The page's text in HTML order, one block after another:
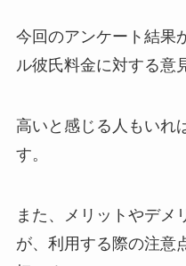
今回のアンケート結果
ル彼氏料金に対する意
高いと感じる人もいれ
す。
また、メリットやデメ
が、利用する際の注意